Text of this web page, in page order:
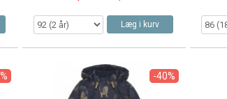
Læg i kurv
-40%